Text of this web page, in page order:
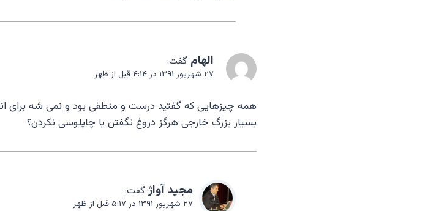
الهام گفت:
۲۷ شهریور ۱۳۹۱ در ۴:۱۴ قبل از ظهر
همه چیزهایی که گفتید درست و منطقی بود و نمی شه برای
بسیار بزرگ خارجی هرگز دروغ نگفتن یا چاپلوسی نکردن؟
مجيد آواژ گفت:
۲۷ شهریور ۱۳۹۱ در ۵:۱۷ قبل از ظهر